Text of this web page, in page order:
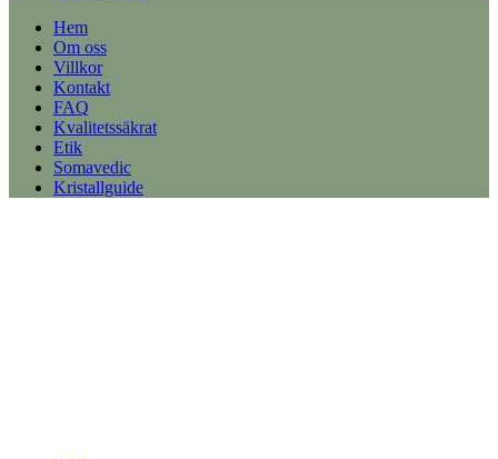
Hem
Om oss
Villkor
Kontakt
FAQ
Kvalitetssäkrat
Etik
Somavedic
Kristallguide